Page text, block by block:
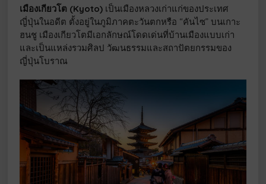
เมืองเกียวโต (Kyoto) เป็นเมืองหลวงเก่าแก่ของประเทศ
ญี่ปุ่นในอดีต ตั้งอยู่ในภูมิภาคตะวันตกหรือ “คันไซ” บนเกาะ
ฮนชู เมืองเกียวโตมีเอกลักษณ์โดดเด่นที่บ้านเมืองแบบเก่า
และเป็นแหล่งรวมศิลป วัฒนธรรมและสถาปัตยกรรมของ
ญี่ปุ่นโบราณ